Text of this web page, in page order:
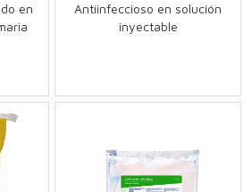
en
Antiinfeccioso en solución
inyectable